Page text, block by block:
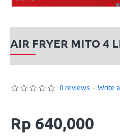
AIR FRYER MITO 4
0 reviews - Write
Rp 640,000